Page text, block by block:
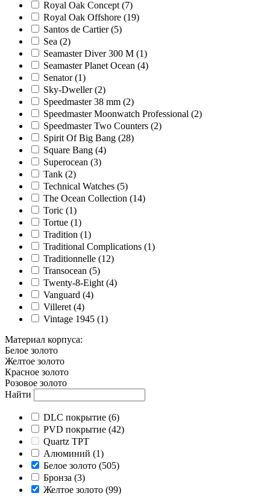
Royal Oak Concept (7)
Royal Oak Offshore (19)
Santos de Cartier (5)
Sea (2)
Seamaster Diver 300 M (1)
Seamaster Planet Ocean (4)
Senator (1)
Sky-Dweller (2)
Speedmaster 38 mm (2)
Speedmaster Moonwatch Professional (2)
Speedmaster Two Counters (2)
Spirit Of Big Bang (28)
Square Bang (4)
Superocean (3)
Tank (2)
Technical Watches (5)
The Ocean Collection (14)
Toric (1)
Tortue (1)
Tradition (1)
Traditional Complications (1)
Traditionnelle (12)
Transocean (5)
Twenty-8-Eight (4)
Vanguard (4)
Villeret (4)
Vintage 1945 (1)
Материал корпуса:
Белое золото
Желтое золото
Красное золото
Розовое золото
Найти
DLC покрытие (6)
PVD покрытие (42)
Quartz TPT
Алюминий (1)
Белое золото (505)
Бронза (3)
Желтое золото (99)